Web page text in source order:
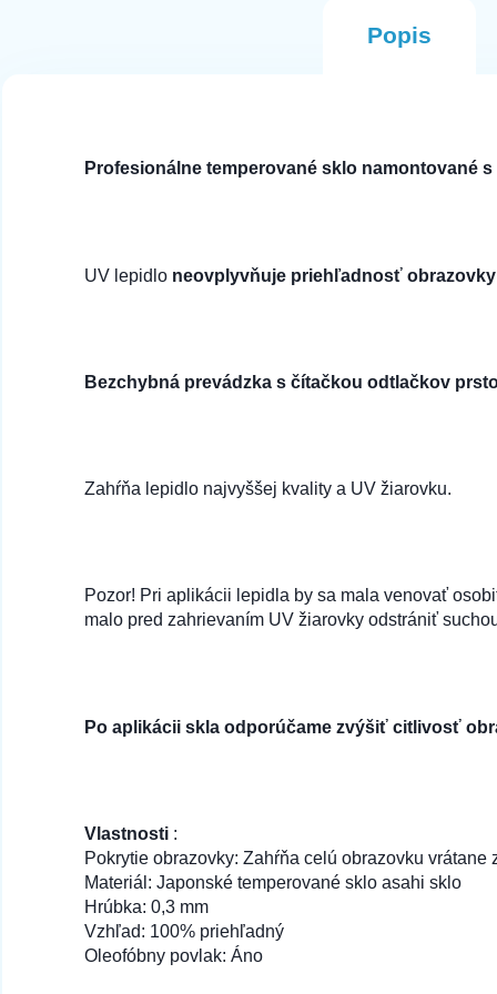
Popis
Profesionálne temperované sklo namontované
UV lepidlo neovplyvňuje priehľadnosť obrazovky
Bezchybná prevádzka s čítačkou odtlačkov
Zahŕňa lepidlo najvyššej kvality a UV žiarovku.
Pozor! Pri aplikácii lepidla by sa mala venovať
malo pred zahrievaním UV žiarovky odstrániť
Po aplikácii skla odporúčame zvýšiť citlivosť
Vlastnosti :
Pokrytie obrazovky: Zahŕňa celú obrazovku vrátane
Materiál: Japonské temperované sklo asahi sklo
Hrúbka: 0,3 mm
Vzhľad: 100% priehľadný
Oleofóbny povlak: Áno